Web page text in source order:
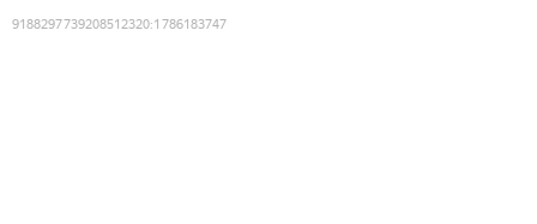
9188297739208512320:1786183747